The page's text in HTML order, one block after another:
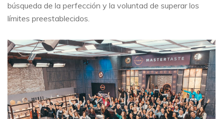
búsqueda de la perfección y la voluntad de superar los
límites preestablecidos.